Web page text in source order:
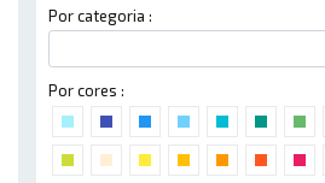
Por categoria :
Por cores :